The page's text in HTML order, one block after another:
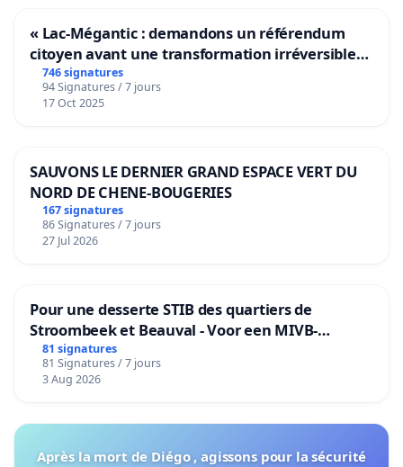
« Lac-Mégantic : demandons un référendum
citoyen avant une transformation irréversible
de notre territoire »
746 signatures
94 Signatures / 7 jours
17 Oct 2025
SAUVONS LE DERNIER GRAND ESPACE VERT DU
NORD DE CHENE-BOUGERIES
167 signatures
86 Signatures / 7 jours
27 Jul 2026
Pour une desserte STIB des quartiers de
Stroombeek et Beauval - Voor een MIVB-
bediening van de wijken Strombeek en Het
Voor
81 signatures
81 Signatures / 7 jours
3 Aug 2026
Après la mort de Diégo , agissons pour la sécurité